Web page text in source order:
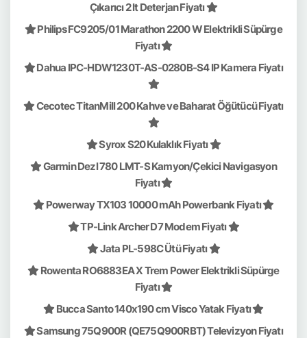
Çıkarıcı 2 lt Deterjan Fiyatı
Philips FC9205/01 Marathon 2200 W Elektrikli Süpürge
Fiyatı
Dahua IPC-HDW1230T-AS-0280B-S4 IP Kamera Fiyatı
Cecotec TitanMill 200 Kahve ve Baharat Öğütücü Fiyatı
Syrox S20 Kulaklık Fiyatı
Garmin Dezl 780 LMT-S Kamyon/Çekici Navigasyon
Fiyatı
Powerway TX103 10000 mAh Powerbank Fiyatı
TP-Link Archer D7 Modem Fiyatı
Jata PL-598C Ütü Fiyatı
Rowenta RO6883EA X Trem Power Elektrikli Süpürge
Fiyatı
Bucca Santo 140x190 cm Visco Yatak Fiyatı
Samsung 75Q900R (QE75Q900RBT) Televizyon Fiyatı